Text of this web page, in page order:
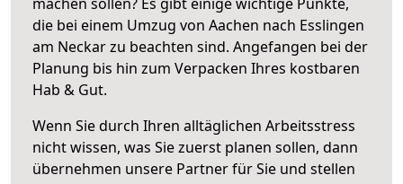
die bei einem Umzug von Aachen nach Esslingen
am Neckar zu beachten sind. Angefangen bei der
Planung bis hin zum Verpacken Ihres kostbaren
Hab & Gut.
Wenn Sie durch Ihren alltäglichen Arbeitsstress
nicht wissen, was Sie zuerst planen sollen, dann
übernehmen unsere Partner für Sie und stellen